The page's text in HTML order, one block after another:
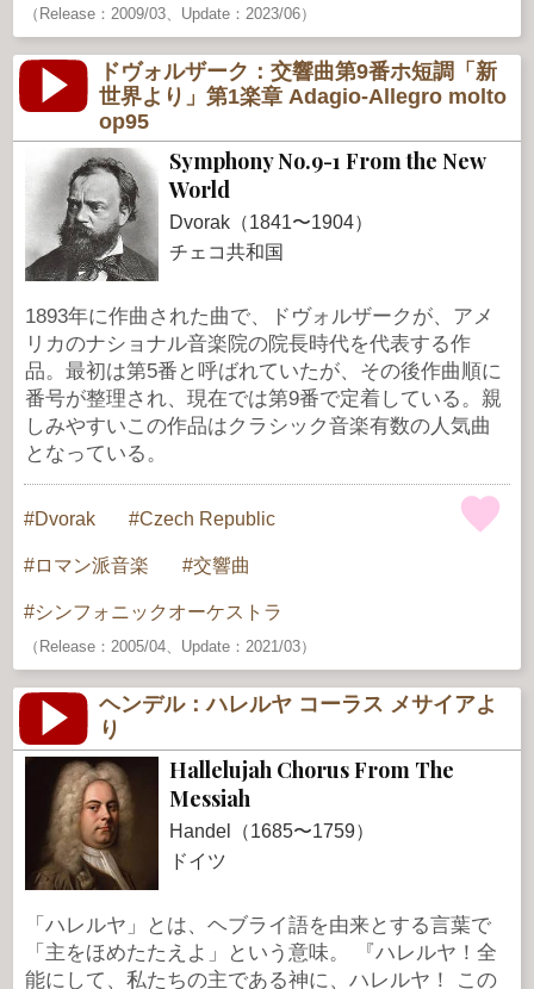
（Release：2009/03、Update：2023/06）
ドヴォルザーク：交響曲第9番ホ短調「新
世界より」第1楽章 Adagio-Allegro molto
op95
Symphony No.9-1 From the New
World
Dvorak（1841〜1904）
チェコ共和国
1893年に作曲された曲で、ドヴォルザークが、アメ
リカのナショナル音楽院の院長時代を代表する作
品。最初は第5番と呼ばれていたが、その後作曲順に
番号が整理され、現在では第9番で定着している。親
しみやすいこの作品はクラシック音楽有数の人気曲
となっている。
Dvorak Czech Republic
ロマン派音楽 交響曲
シンフォニックオーケストラ
（Release：2005/04、Update：2021/03）
ヘンデル：ハレルヤ コーラス メサイアよ
り
Hallelujah Chorus From The
Messiah
Handel（1685〜1759）
ドイツ
「ハレルヤ」とは、ヘブライ語を由来とする言葉で
「主をほめたたえよ」という意味。 『ハレルヤ！全
能にして、私たちの主である神に、ハレルヤ！ この